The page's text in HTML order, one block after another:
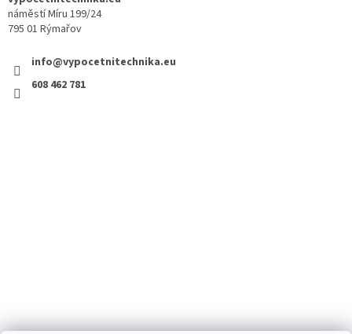
náměstí Míru 199/24
795 01 Rýmařov
info@vypocetnitechnika.eu
608 462 781